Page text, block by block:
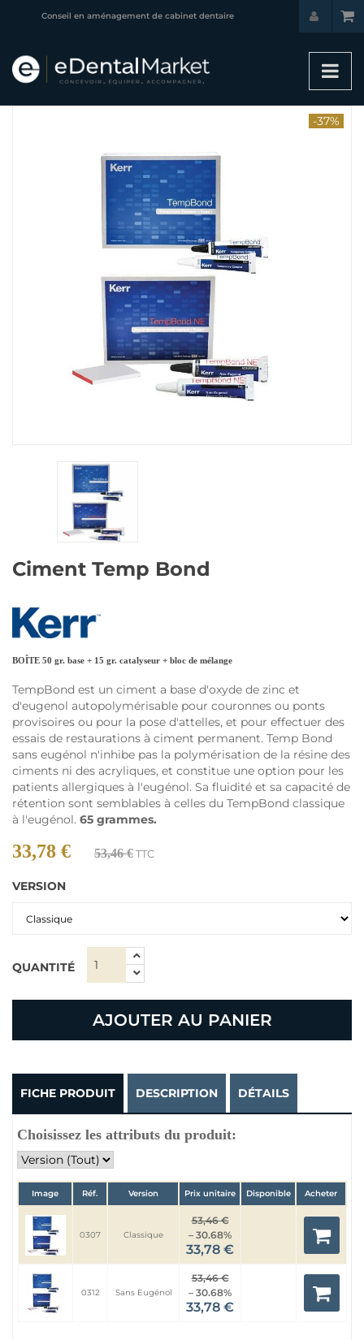
Conseil en aménagement de cabinet dentaire
-37%
Ciment Temp Bond
BOÎTE 50 gr. base + 15 gr. catalyseur + bloc de mélange
TempBond est un ciment a base d'oxyde de zinc et
d'eugenol autopolymérisable pour couronnes ou ponts
provisoires ou pour la pose d'attelles, et pour effectuer des
essais de restaurations à ciment permanent. Temp Bond
sans eugénol n'inhibe pas la polymérisation de la résine des
ciments ni des acryliques, et constitue une option pour les
patients allergiques à l'eugénol. Sa fluidité et sa capacité de
rétention sont semblables à celles du TempBond classique
à l'eugénol. 65 grammes.
33,78 € 53,46 €TTC
VERSION
QUANTITÉ
AJOUTER AU PANIER
FICHE PRODUIT DESCRIPTION DÉTAILS
Choisissez les attributs du produit:
Image Réf. Version Prix unitaire Disponible Acheter
0307 Classique
53,46 €
– 30.68%
33,78 €
0312 Sans Eugénol
53,46 €
– 30.68%
33,78 €